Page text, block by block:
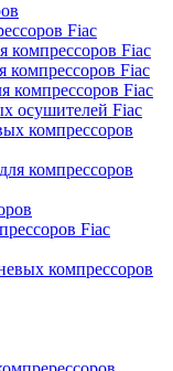
Fiac
компрессоров Fiac
Fiac
компрессоров Fiac
осушителей Fiac
компрессоров
компрессоров
Fiac
компрессоров